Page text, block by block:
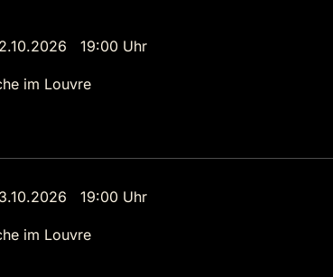
19:00 Uhr
im Louvre
19:00 Uhr
im Louvre